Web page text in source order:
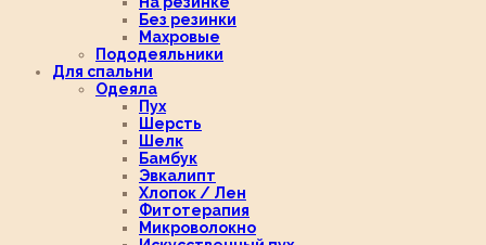
Без резинки
Махровые
Пододеяльники
Для спальни
Одеяла
Пух
Шерсть
Шелк
Бамбук
Эвкалипт
Хлопок / Лен
Фитотерапия
Микроволокно